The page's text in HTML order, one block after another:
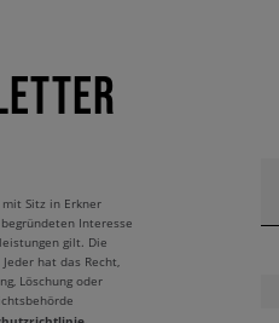
Sitz in Erkner
Interesse
gilt. Die
hat das Recht,
Löschung oder